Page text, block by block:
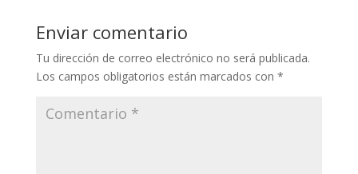
Enviar comentario
Tu dirección de correo electrónico no será publicada.
Los campos obligatorios están marcados con *